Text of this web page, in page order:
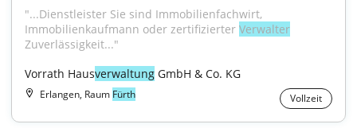
"...Dienstleister Sie sind Immobilienfachwirt,
Immobilienkaufmann oder zertifizierter Verwalter
Zuverlässigkeit..."
Vorrath Hausverwaltung GmbH & Co. KG
Erlangen, Raum Fürth Vollzeit